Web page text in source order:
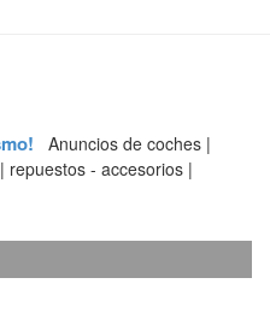
Anuncios de coches |
repuestos - accesorios |